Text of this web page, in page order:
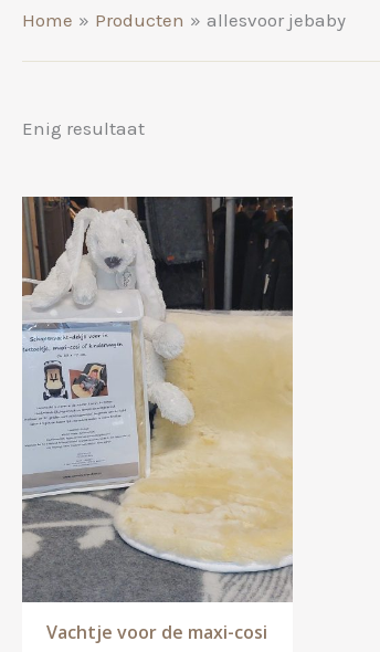
Home Producten allesvoor jebaby
Enig resultaat
Vachtje voor de maxi-cosi